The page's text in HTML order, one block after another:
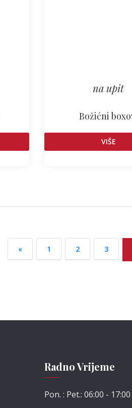
na upit
Božićni
VIŠE
« 1 2 3
Radno Vrijeme
Pon. : Pet.: 06:00 -